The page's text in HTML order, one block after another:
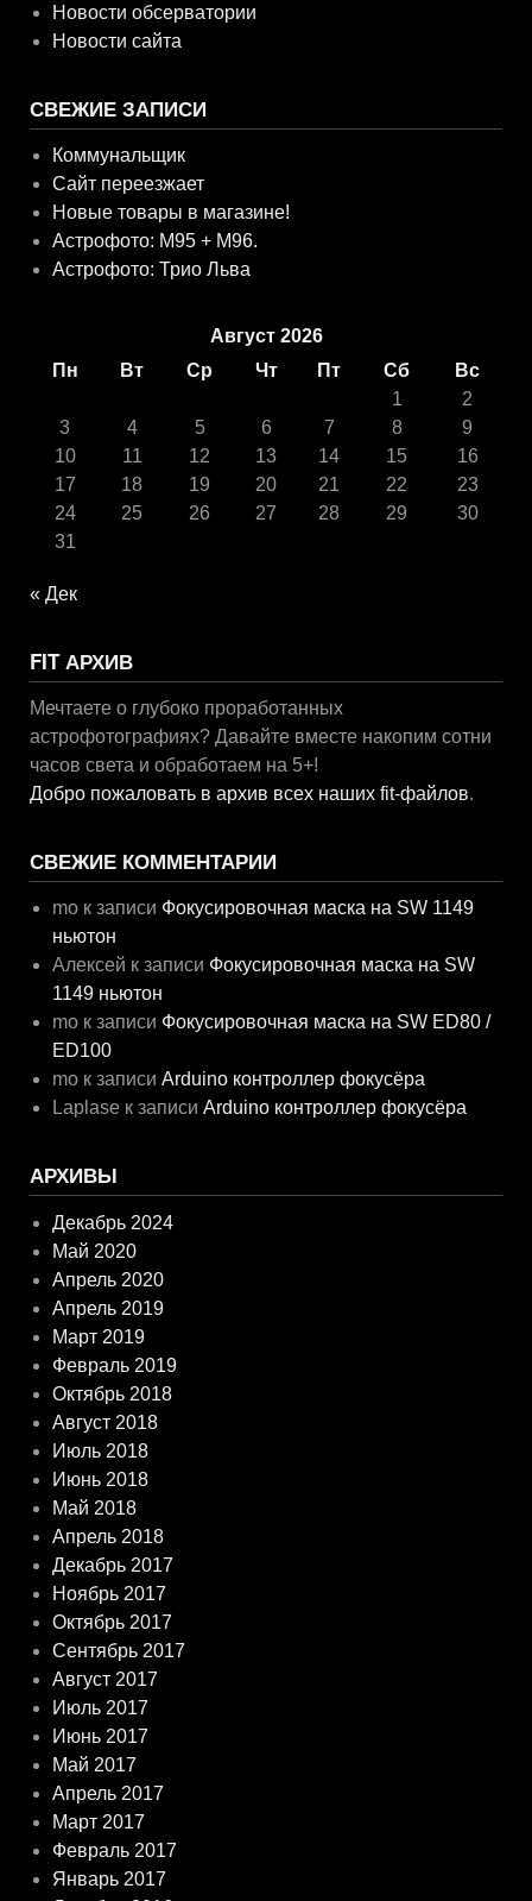
Новости обсерватории
Новости сайта
СВЕЖИЕ ЗАПИСИ
Коммунальщик
Сайт переезжает
Новые товары в магазине!
Астрофото: M95 + M96.
Астрофото: Трио Льва
Август 2026
Пн
Вт Ср Чт Пт Сб
Вс
1
2
3
4 5 6 7 8
9
10
11 12 13 14 15
16
17
18 19 20 21 22
23
24
25 26 27 28 29
30
31
« Дек
FIT АРХИВ
Мечтаете о глубоко проработанных
астрофотографиях? Давайте вместе накопим сотни
часов света и обработаем на 5+!
Добро пожаловать в архив всех наших fit-файлов.
СВЕЖИЕ КОММЕНТАРИИ
mo к записи Фокусировочная маска на SW 1149
ньютон
Алексей к записи Фокусировочная маска на SW
1149 ньютон
mo к записи Фокусировочная маска на SW ED80 /
ED100
mo к записиArduino контроллер фокусёра
Laplase к записиArduino контроллер фокусёра
АРХИВЫ
Декабрь 2024
Май 2020
Апрель 2020
Апрель 2019
Март 2019
Февраль 2019
Октябрь 2018
Август 2018
Июль 2018
Июнь 2018
Май 2018
Апрель 2018
Декабрь 2017
Ноябрь 2017
Октябрь 2017
Сентябрь 2017
Август 2017
Июль 2017
Июнь 2017
Май 2017
Апрель 2017
Март 2017
Февраль 2017
Январь 2017